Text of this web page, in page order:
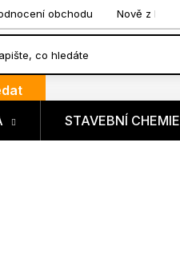
obchodu Nově z blogu
STAVEBNÍ CHEMIE